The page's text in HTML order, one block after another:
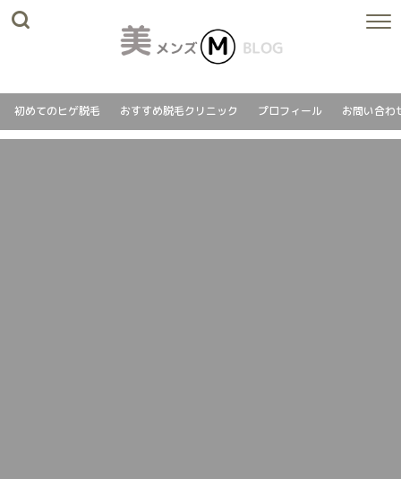
初めてのヒゲ脱毛 おすすめ脱毛クリニック プロフィール お問い合わ